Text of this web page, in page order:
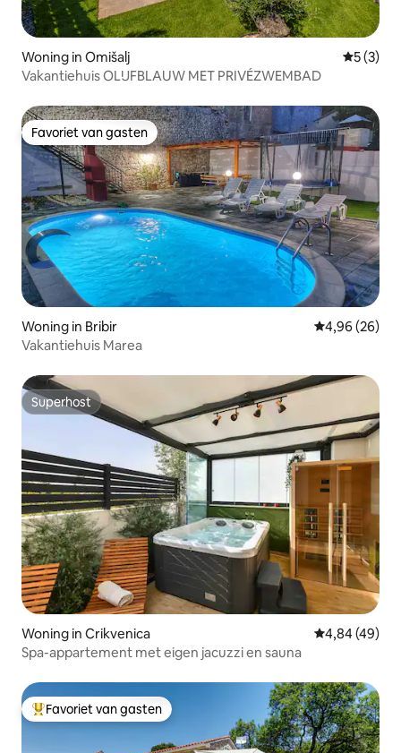
Woning in Omišalj
5 (3)
Vakantiehuis OLIJFBLAUW MET PRIVÉZWEMBAD
Favoriet van gasten
Favoriet van gasten
Woning in Bribir Gemiddelde
4,96 (26)
Vakantiehuis Marea
Superhost
Superhost
Woning in Crikvenica Gemiddelde
4,84 (49)
Spa-appartement met eigen jacuzzi en sauna
Topfavoriet van gasten
Favoriet van gasten